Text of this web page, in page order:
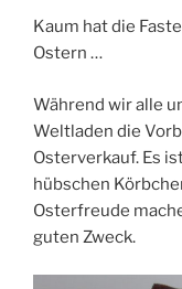
Kaum hat die
Ostern …
Während wir alle
Weltladen die
Osterverkauf. Es
hübschen
Osterfreude
guten Zweck.